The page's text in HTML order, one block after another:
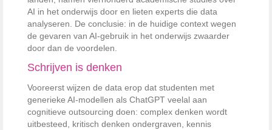
AI in het onderwijs door en lieten experts die data
analyseren. De conclusie: in de huidige context wegen
de gevaren van AI-gebruik in het onderwijs zwaarder
door dan de voordelen.
Schrijven is denken
Vooreerst wijzen de data erop dat studenten met
generieke AI-modellen als ChatGPT veelal aan
cognitieve outsourcing doen: complex denken wordt
uitbesteed, kritisch denken ondergraven, kennis